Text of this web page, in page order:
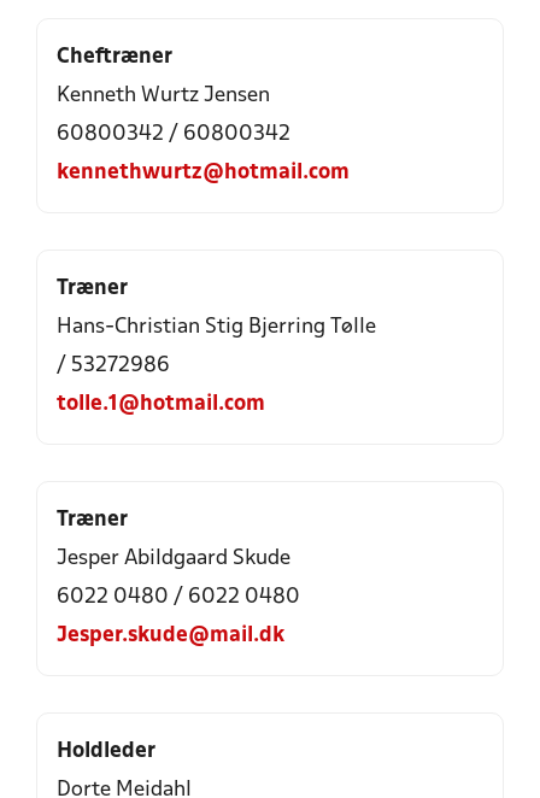
Cheftræner
Kenneth Wurtz Jensen
60800342 / 60800342
kennethwurtz@hotmail.com
Træner
Hans-Christian Stig Bjerring Tølle
/ 53272986
tolle.1@hotmail.com
Træner
Jesper Abildgaard Skude
6022 0480 / 6022 0480
Jesper.skude@mail.dk
Holdleder
Dorte Meidahl